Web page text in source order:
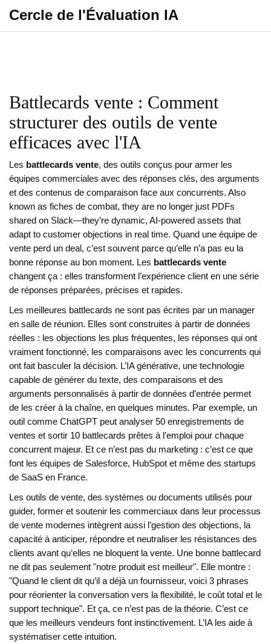
Cercle de l'Évaluation IA
Battlecards vente : Comment
structurer des outils de vente
efficaces avec l'IA
Les battlecards vente, des outils conçus pour armer les
équipes commerciales avec des réponses clés, des arguments
et des contenus de comparaison face aux concurrents. Also
known as fiches de combat, they are no longer just PDFs
shared on Slack—they’re dynamic, AI-powered assets that
adapt to customer objections in real time. Quand une équipe de
vente perd un deal, c’est souvent parce qu’elle n’a pas eu la
bonne réponse au bon moment. Les battlecards vente
changent ça : elles transforment l’expérience client en une série
de réponses préparées, précises et rapides.
Les meilleures battlecards ne sont pas écrites par un manager
en salle de réunion. Elles sont construites à partir de données
réelles : les objections les plus fréquentes, les réponses qui ont
vraiment fonctionné, les comparaisons avec les concurrents qui
ont fait basculer la décision. L’ IA générative, une technologie
capable de générer du texte, des comparaisons et des
arguments personnalisés à partir de données d’entrée permet
de les créer à la chaîne, en quelques minutes. Par exemple, un
outil comme ChatGPT peut analyser 50 enregistrements de
ventes et sortir 10 battlecards prêtes à l’emploi pour chaque
concurrent majeur. Et ce n’est pas du marketing : c’est ce que
font les équipes de Salesforce, HubSpot et même des startups
de SaaS en France.
Les outils de vente, des systèmes ou documents utilisés pour
guider, former et soutenir les commerciaux dans leur processus
de vente modernes intègrent aussi l’gestion des objections, la
capacité à anticiper, répondre et neutraliser les résistances des
clients avant qu’elles ne bloquent la vente. Une bonne battlecard
ne dit pas seulement "notre produit est meilleur". Elle montre :
"Quand le client dit qu’il a déjà un fournisseur, voici 3 phrases
pour réorienter la conversation vers la flexibilité, le coût total et le
support technique". Et ça, ce n’est pas de la théorie. C’est ce
que les meilleurs vendeurs font instinctivement. L’IA les aide à
systématiser cette intuition.